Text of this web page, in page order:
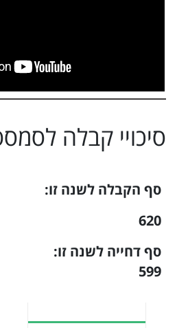
סיכויי קבלה ל
סף הקבלה לשנה זו:
620
סף דחייה לשנה זו:
599